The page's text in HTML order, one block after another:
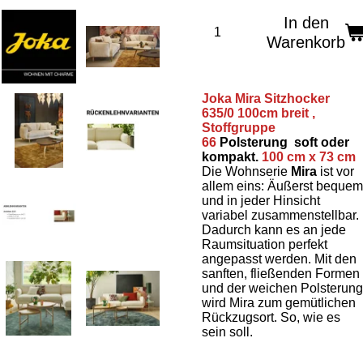
In den
Warenkorb
Joka Mira Sitzhocker
635/0 100cm breit ,
Stoffgruppe
66 Polsterung soft oder
kompakt. 100 cm x 73 cm
Die Wohnserie Mira ist vor
allem eins: Äußerst bequem
und in jeder Hinsicht
variabel zusammenstellbar.
Dadurch kann es an jede
Raumsituation perfekt
angepasst werden. Mit den
sanften, fließenden Formen
und der weichen Polsterung
wird Mira zum gemütlichen
Rückzugsort. So, wie es
sein soll.